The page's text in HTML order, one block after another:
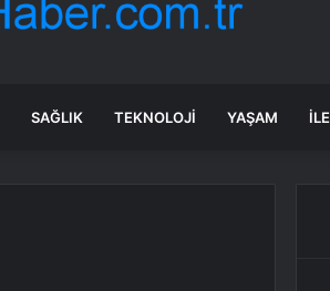
SAĞLIK TEKNOLOJI YAŞAM